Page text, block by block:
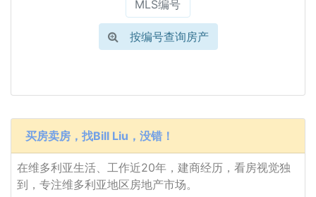
按编号查询房产
买房卖房，找Bill Liu，没错！
在维多利亚生活、工作近20年，建商经历，看房视觉独
到，专注维多利亚地区房地产市场。